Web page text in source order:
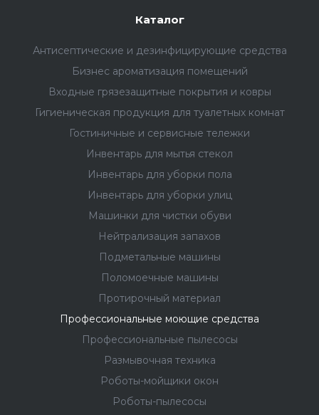
Каталог
Антисептические и дезинфицирующие средства
Бизнес ароматизация помещений
Входные грязезащитные покрытия и ковры
Гигиеническая продукция для туалетных комнат
Гостиничные и сервисные тележки
Инвентарь для мытья стекол
Инвентарь для уборки пола
Инвентарь для уборки улиц
Машинки для чистки обуви
Нейтрализация запахов
Подметальные машины
Поломоечные машины
Протирочный материал
Профессиональные моющие средства
Профессиональные пылесосы
Размывочная техника
Роботы-мойщики окон
Роботы-пылесосы